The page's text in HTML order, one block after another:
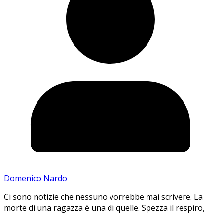
Domenico Nardo
Ci sono notizie che nessuno vorrebbe mai scrivere. La
morte di una ragazza è una di quelle. Spezza il respiro,